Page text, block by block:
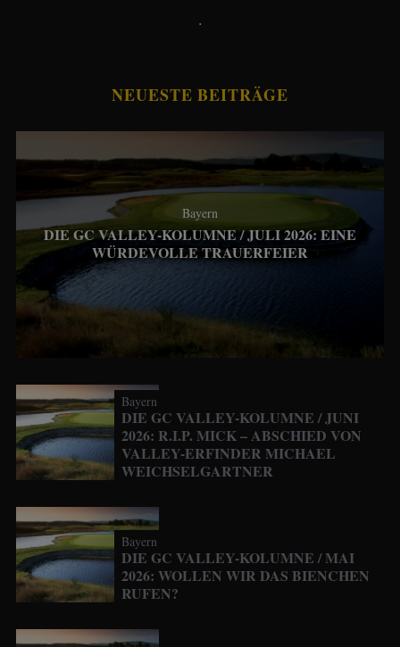
.
NEUESTE BEITRÄGE
Bayern
DIE GC VALLEY-KOLUMNE / JULI 2026: EINE
WÜRDEVOLLE TRAUERFEIER
Bayern
DIE GC VALLEY-KOLUMNE / JUNI
2026: R.I.P. MICK – ABSCHIED VON
VALLEY-ERFINDER MICHAEL
WEICHSELGARTNER
Bayern
DIE GC VALLEY-KOLUMNE / MAI
2026: WOLLEN WIR DAS BIENCHEN
RUFEN?